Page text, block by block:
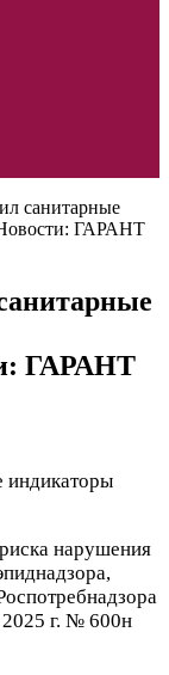
санитарные
Новости: ГАРАНТ
ГАРАНТ
нарушения
2025 г. № 600н